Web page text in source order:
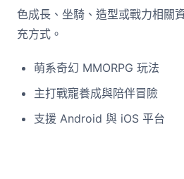
色成長、坐騎、造型或戰力相關
充方式。
萌系奇幻 MMORPG 玩法
主打戰寵養成與陪伴冒險
支援 Android 與 iOS 平台